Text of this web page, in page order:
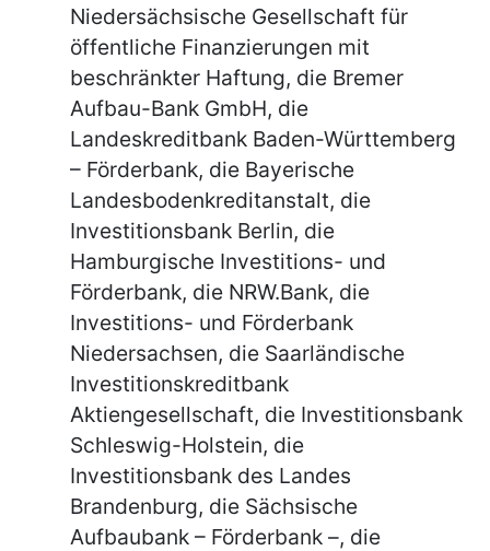
Niedersächsische Gesellschaft für
öffentliche Finanzierungen mit
beschränkter Haftung, die Bremer
Aufbau-Bank GmbH, die
Landeskreditbank Baden-Württemberg
– Förderbank, die Bayerische
Landesbodenkreditanstalt, die
Investitionsbank Berlin, die
Hamburgische Investitions- und
Förderbank, die NRW.Bank, die
Investitions- und Förderbank
Niedersachsen, die Saarländische
Investitionskreditbank
Aktiengesellschaft, die Investitionsbank
Schleswig-Holstein, die
Investitionsbank des Landes
Brandenburg, die Sächsische
Aufbaubank – Förderbank –, die